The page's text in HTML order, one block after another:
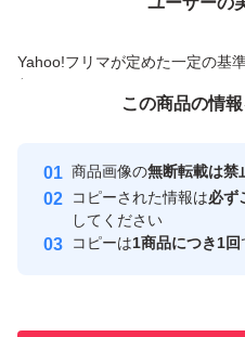
Yahoo!フリマが定めた一定の基
付与しています
安心取引出品者
取引実績
価格の相談
この商品の情
商品画像の無断転載は禁
コピーされた情報は必ず
してください
コピーは1商品につき1回
この商品をみている人にオ